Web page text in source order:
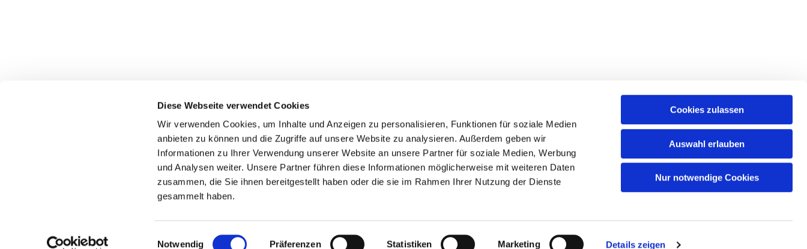
Diese Webseite verwendet Cookies
Wir verwenden Cookies, um Inhalte und Anzeigen zu personalisieren, Funktionen für soziale Medien
anbieten zu können und die Zugriffe auf unsere Website zu analysieren. Außerdem geben wir
Informationen zu Ihrer Verwendung unserer Website an unsere Partner für soziale Medien, Werbung
und Analysen weiter. Unsere Partner führen diese Informationen möglicherweise mit weiteren Daten
zusammen, die Sie ihnen bereitgestellt haben oder die sie im Rahmen Ihrer Nutzung der Dienste
gesammelt haben.
Notwendig Präferenzen Statistiken Marketing Details zeigen
Cookies zulassen
Auswahl erlauben
Nur notwendige Cookies
Priester-Notruf
Pfarrei St. Matthias Schöneberg • Goltzstr. 29 • 10781 Berlin
Hinweisgebersystem Barrierefreiheitserklärung